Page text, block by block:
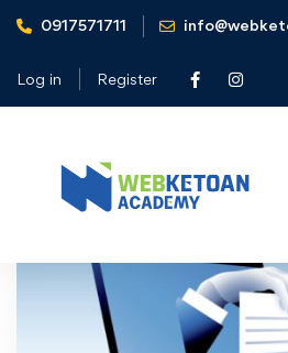
0917571711
Log in Register
Home chu ky so
Tag: chu